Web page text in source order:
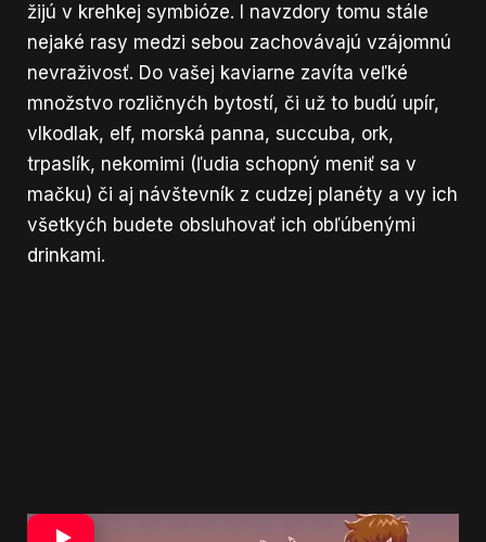
žijú v krehkej symbióze. I navzdory tomu stále
nejaké rasy medzi sebou zachovávajú vzájomnú
nevraživosť. Do vašej kaviarne zavíta veľké
množstvo rozličnyćh bytostí, či už to budú upír,
vlkodlak, elf, morská panna, succuba, ork,
trpaslík, nekomimi (ľudia schopný meniť sa v
mačku) či aj návštevník z cudzej planéty a vy ich
všetkyćh budete obsluhovať ich obľúbenými
drinkami.
Každý jeden z vaších návštevníkov má unikátny